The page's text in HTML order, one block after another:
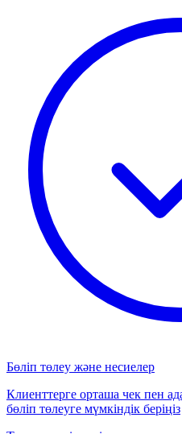
Бөліп төлеу және несиелер
Клиенттерге орташа чек пен
бөліп төлеуге мүмкіндік беріңіз